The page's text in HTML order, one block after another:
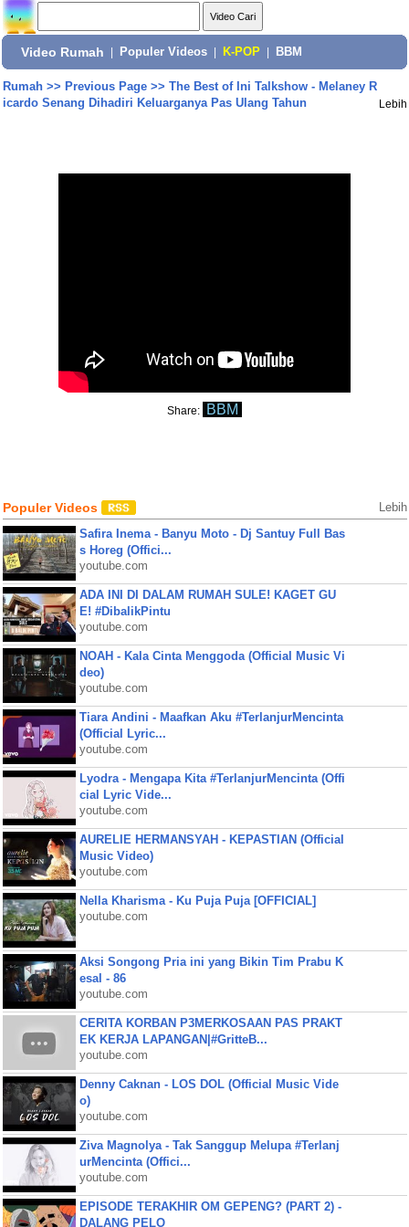
Video Rumah Populer Videos K-POP BBM
Rumah>> Previous Page>> The Best of Ini Talkshow - Melaney R
icardo Senang Dihadiri Keluarganya Pas Ulang Tahun
Lebih
Share: BBM
Populer Videos Lebih
Safira Inema - Banyu Moto - Dj Santuy Full Bas
s Horeg (Offici...
youtube.com
ADA INI DI DALAM RUMAH SULE! KAGET GU
E! #DibalikPintu
youtube.com
NOAH - Kala Cinta Menggoda (Official Music Vi
deo)
youtube.com
Tiara Andini - Maafkan Aku #TerlanjurMencinta
(Official Lyric...
youtube.com
Lyodra - Mengapa Kita #TerlanjurMencinta (Offi
cial Lyric Vide...
youtube.com
AURELIE HERMANSYAH - KEPASTIAN (Official
Music Video)
youtube.com
Nella Kharisma - Ku Puja Puja [OFFICIAL]
youtube.com
Aksi Songong Pria ini yang Bikin Tim Prabu K
esal - 86
youtube.com
CERITA KORBAN P3MERKOSAAN PAS PRAKT
EK KERJA LAPANGAN|#GritteB...
youtube.com
Denny Caknan - LOS DOL (Official Music Vide
o)
youtube.com
Ziva Magnolya - Tak Sanggup Melupa #Terlanj
urMencinta (Offici...
youtube.com
EPISODE TERAKHIR OM GEPENG? (PART 2) -
DALANG PELO